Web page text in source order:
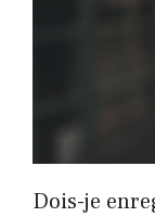
Dois-je